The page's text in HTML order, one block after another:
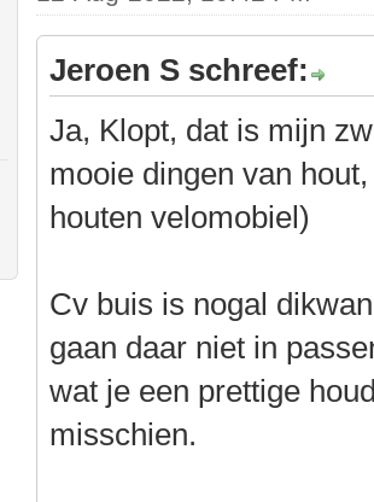
Jeroen S schreef:
Ja, Klopt, dat is mijn
mooie dingen van
houten velomobiel)
Cv buis is nogal
gaan daar niet in
wat je een prettige
misschien.